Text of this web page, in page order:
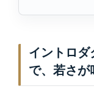
イントロダ
で、若さが